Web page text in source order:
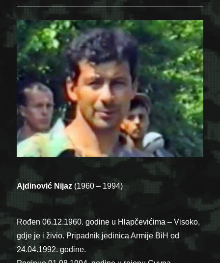
Ajdinović Nijaz (1960 – 1994)
Rođen 06.12.1960. godine u Hlapčevićima – Visoko,
gdje je i živio. Pripadnik jedinica Armije BiH od
24.04.1992. godine.